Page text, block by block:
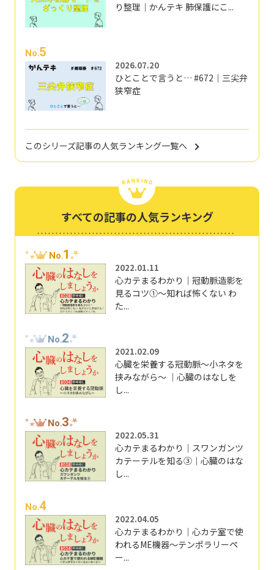
り整理｜かんテキ 肺保護にこ...
No.5
2026.07.20
ひとことで言うと… #672｜三尖弁
狭窄症
このシリーズ記事の人気ランキング一覧へ
すべての記事の人気ランキング
No.1
2022.01.11
心カテまるわかり｜冠動脈造影を
見るコツ①～知れば怖くない わ
た...
No.2
2021.02.09
心臓を栄養する冠動脈～小ネタを
挟みながら～ ｜心臓のはなしを
し...
No.3
2022.05.31
心カテまるわかり｜スワンガンツ
カテーテルを知る③｜心臓のはな
し...
No.4
2022.04.05
心カテまるわかり｜心カテ室で使
われるME機器～テンポラリーペ
ー...